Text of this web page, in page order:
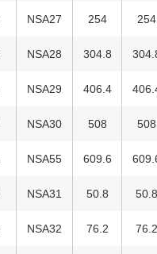
NSA27 254 254
NSA28 304.8
NSA29 406.4
NSA30 508 508
NSA55 609.6
NSA31 50.8 50.8
NSA32 76.2 76.2